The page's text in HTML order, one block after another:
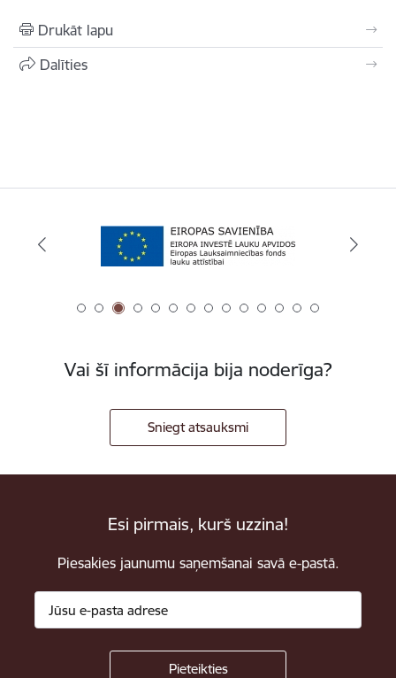
Drukāt lapu
Dalīties
Vai šī informācija bija noderīga?
Sniegt atsauksmi
Esi pirmais, kurš uzzina!
Piesakies jaunumu saņemšanai savā e-pastā.